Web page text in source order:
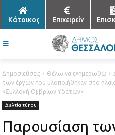
Κάτοικος Επιχειρείν
Δημοσιεύσεις Θέλω να ενημερωθώ
των έργων που υλοποιήθηκαν στο
«Συλλογή Ομβρίων Υδάτων»
Δελτία τύπου
Παρουσίαση